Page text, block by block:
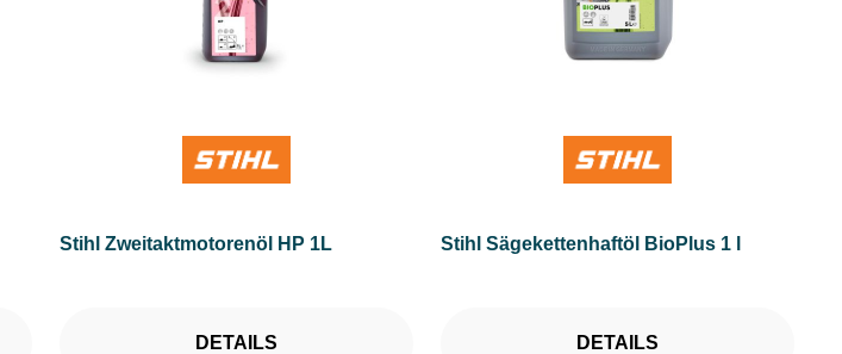
Stihl Zweitaktmotorenöl HP 1L
DETAILS
Stihl Sägekettenhaftöl BioPlus 1 l
DETAILS